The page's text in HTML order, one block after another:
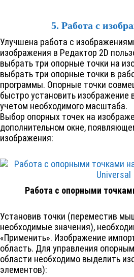
5. Работа с
Улучшена работа с
изображения в Редактор 2D
выбрать три опорные точки на
выбрать три опорные точки в
программы. Опорные точки
быстро установить изображение
учетом необходимого масштаба.
Выбор опорных точек на
дополнительном окне,
изображения:
Работа с опорными
Установив точки (переместив
необходимые значения),
«Применить». Изображение
область. Для управления
области необходимо выделить
элементов):